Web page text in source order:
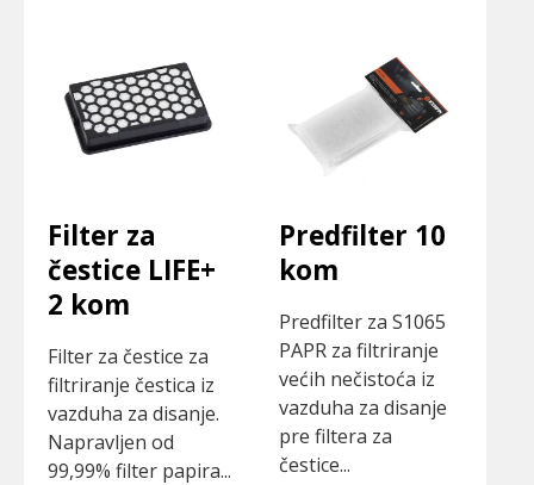
Filter za
čestice LIFE+
2 kom
Filter za čestice za
filtriranje čestica iz
vazduha za disanje.
Napravljen od
99,99% filter papira...
Predfilter 10
kom
Predfilter za S1065
PAPR za filtriranje
većih nečistoća iz
vazduha za disanje
pre filtera za
čestice...